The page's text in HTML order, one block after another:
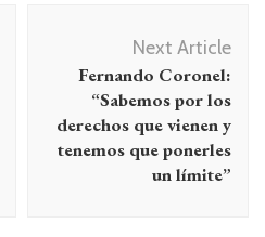
Next Article
Fernando Coronel:
“Sabemos por los
derechos que vienen y
tenemos que ponerles
un límite”